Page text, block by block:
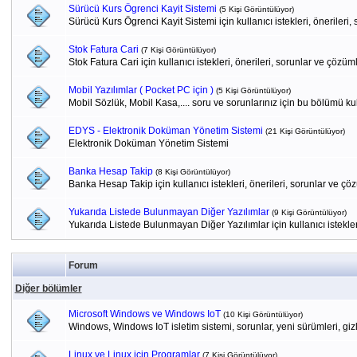
Sürücü Kurs Ögrenci Kayit Sistemi (5 Kişi Görüntülüyor)
Sürücü Kurs Ögrenci Kayit Sistemi için kullanıcı istekleri, önerileri,
Stok Fatura Cari (7 Kişi Görüntülüyor)
Stok Fatura Cari için kullanıcı istekleri, önerileri, sorunlar ve
Mobil Yazılımlar ( Pocket PC için ) (5 Kişi Görüntülüyor)
Mobil Sözlük, Mobil Kasa,.... soru ve sorunlarınız için bu bölümü
EDYS - Elektronik Doküman Yönetim Sistemi (21 Kişi Görüntülüyor)
Elektronik Doküman Yönetim Sistemi
Banka Hesap Takip (8 Kişi Görüntülüyor)
Banka Hesap Takip için kullanıcı istekleri, önerileri, sorunlar ve
Yukarıda Listede Bulunmayan Diğer Yazılımlar (9 Kişi Görüntülüyor)
Yukarıda Listede Bulunmayan Diğer Yazılımlar için kullanıcı
Forum
Diğer bölümler
Microsoft Windows ve Windows IoT (10 Kişi Görüntülüyor)
Windows, Windows IoT isletim sistemi, sorunlar, yeni sürümleri,
Linux ve Linux için Programlar (7 Kişi Görüntülüyor)